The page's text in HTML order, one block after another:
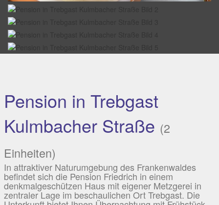
Pension in Trebgast
Kulmbacher Straße (2
Einheiten)
In attraktiver Naturumgebung des Frankenwaldes
befindet sich die Pension Friedrich in einem
denkmalgeschützen Haus mit eigener Metzgerei in
zentraler Lage im beschaulichen Ort Trebgast. Die